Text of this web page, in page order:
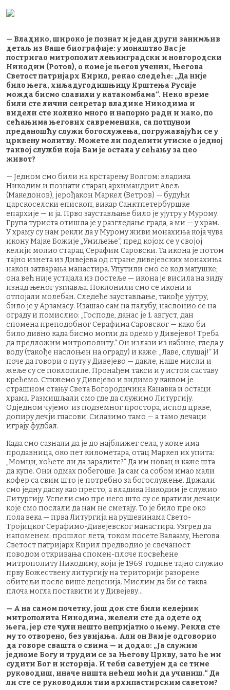
— Владико, широко је познат и један други занимљив
детаљ из Ваше биографије: у монаштво Вас је
постригао митрополит лењинградски и новгородски
Никодим (Ротов), о коме је његов ученик, Његова
Светост патријарх Кирил, рекао следеће: „Да није
било њега, хиљадугодишњицу Крштења Русије
можда бисмо славили у катакомбама“. Неко време
били сте лични секретар владике Никодима и
видели сте колико много и напорно ради и како, по
сећањима његових савременика, са потпуном
преданошћу служи богослужења, погружавајући се у
црквену молитву. Можете ли поделити утиске о једној
таквој служби која Вам је остала у сећању за цео
живот?
— Једном смо били на крстарењу Волгом: владика
Никодим и познати старац архимандрит Авељ
(Македонов), јерођакон Маркел (Ветров) — будући
царскоселски епископ, викар Санктпетербуршке
епархије — и ја. Прво заустављање било је ујутру у Мурому.
Група туриста отишла је у разгледање града, а ми — у храм.
У храму су нам рекли да у Мурому живи монахиња која чува
икону Мајке Божије „Умиљење“, пред којом се у својој
келији молио старац Серафим Саровски. Та икона је потом
тајно изнета из Дивејева од стране дивејевских монахиња
након затварања манастира. Упутили смо се код матушке;
она већ није устајала из постеље — икона је висила на зиду
изнад њеног узглавља. Поклонили смо се икони и
отпојали молебан. Следеће заустављање, такође ујутру,
било је у Арзамасу. Изашао сам на палубу, наслонио се на
ограду и помислио: „Господе, данас је 1. август, дан
спомена преподобног Серафима Саровског — како би
било дивно када бисмо могли да одемо у Дивејево! Треба
да предложим митрополиту.“ Он излази из кабине, гледа у
воду (такође наслоњен на ограду) и каже: „Лаве, слушај!“ И
поче да говори о путу у Дивејево — дакле, наше мисли и
жеље су се поклопиле. Пронађем такси и у истом саставу
крећемо. Стижемо у Дивејево и видимо у каквом је
страшном стању Света Богородичина Канавка и остаци
храма. Размишљали смо где да служимо Литургију.
Одједном чујемо: из подземног простора, испод цркве,
допиру дечји гласови. Силазимо тамо — а тамо дечаци
играју фудбал.
Када смо сазнали да је до најближег села, у коме има
продавница, око пет километара, отац Маркел их упита:
„Момци, хоћете ли да зарадите?“ Да им новац и каже шта
да купе. Они одмах побегоше. Ја сам са собом имао мали
кофер са свим што је потребно за богослужење. Држали
смо једну даску као престо, а владика Никодим је служио
Литургију. Успели смо пре него што су се вратили дечаци
које смо послали да нам не сметају. То је било пре око
пола века — прва Литургија на рушевинама Свето-
Тројицког Серафимо-Дивејевског манастира. Узгред да
напоменем: прошлог лета, током посете Валааму, Његова
Светост патријарх Кирил предводио је свечаност
поводом откривања спомен-плоче посвећене
митрополиту Никодиму, који је 1969. године тајно служио
прву Божествену литургију на територији разорене
обитељи после више деценија. Мислим да би се таква
плоча могла поставити и у Дивејеву…
— А на самом почетку, још док сте били келејник
митрополита Никодима, желели сте да одете од
њега, јер сте чули нешто непријатно о њему. Рекли сте
му то отворено, без увијања. Али он Вам је одговорио
да говоре свашта о свима — и додао: „Ја служим
једноме Богу и трудим се за Његову Цркву, зато ће ми
судити Бог и историја. И теби саветујем да се тиме
руководиш, иначе ништа нећеш моћи да учиниш.“ Да
ли сте се руководили тим архипастирским саветом?